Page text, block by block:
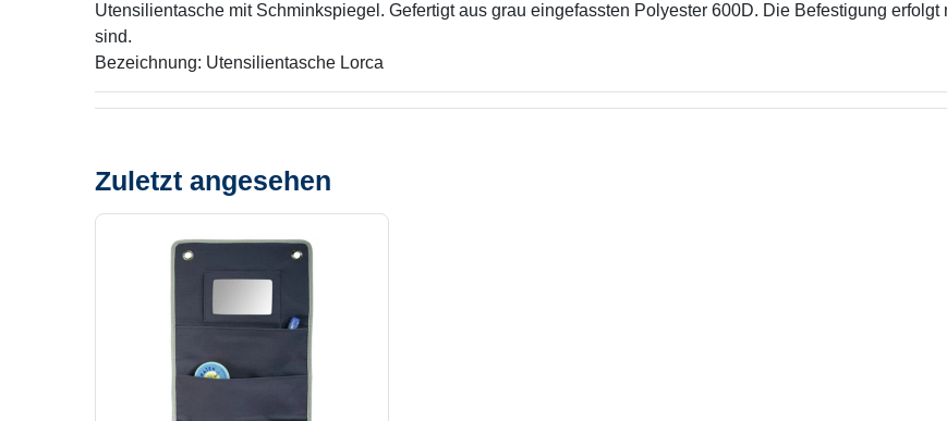
Utensilientasche mit Schminkspiegel. Gefertigt aus grau eingefassten Polyester 600D. Die Befestigung
sind.
Bezeichnung: Utensilientasche Lorca
Zuletzt angesehen